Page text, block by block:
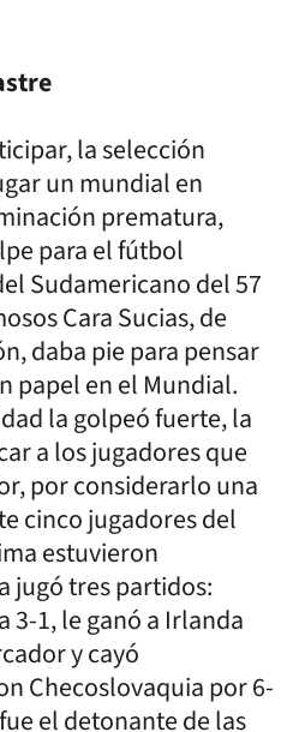
la selección
un mundial en
prematura,
para el fútbol
Sudamericano del 57
Cara Sucias, de
daba pie para pensar
papel en el Mundial.
la golpeó fuerte, la
a los jugadores que
por considerarlo una
cinco jugadores del
estuvieron
jugó tres partidos:
3-1, le ganó a Irlanda
y cayó
Checoslovaquia por 6-
el detonante de las